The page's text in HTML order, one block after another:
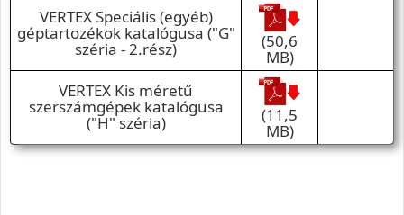
VERTEX Speciális (egyéb)
géptartozékok katalógusa ("G"
széria - 2.rész) (50,6
MB)
VERTEX Kis méretű
szerszámgépek katalógusa
("H" széria) (11,5
MB)